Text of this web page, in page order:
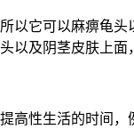
以它可以麻痹龟
及阴茎皮肤上
高性生活的时间